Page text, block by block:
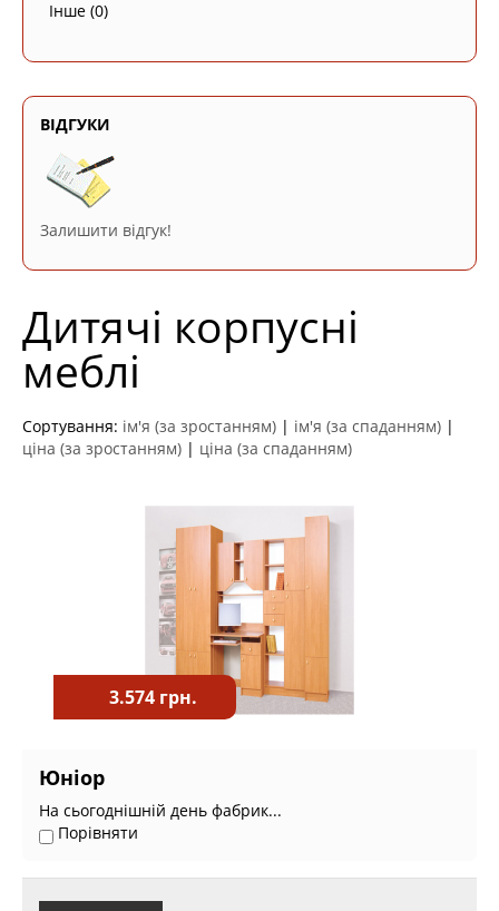
Інше (0)
ВІДГУКИ
Залишити відгук!
Дитячі корпусні
меблі
Сортування: ім'я (за зростанням) | ім'я (за спаданням) |
ціна (за зростанням) | ціна (за спаданням)
3.574 грн.
Юніор
На сьогоднішній день фабрик...
Порівняти